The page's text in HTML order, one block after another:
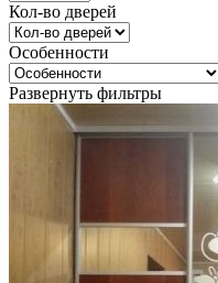
Кол-во дверей
Особенности
Развернуть фильтры